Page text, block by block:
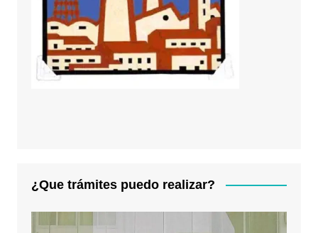
¿Que trámites puedo realizar?